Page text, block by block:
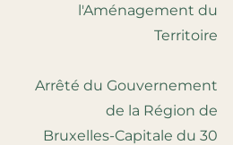
l'Aménagement du
Territoire
Arrêté du Gouvernement
de la Région de
Bruxelles-Capitale du 30